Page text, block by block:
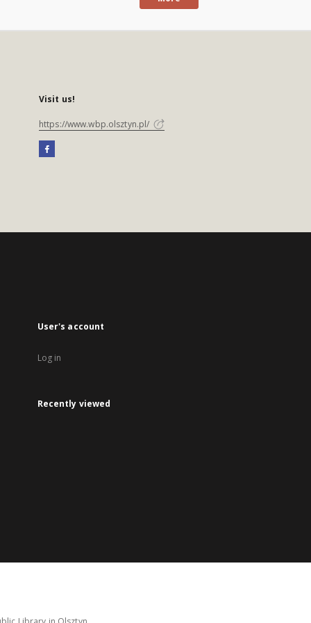
Visit us!
https://www.wbp.olsztyn.pl/
User's account
Log in
Recently viewed